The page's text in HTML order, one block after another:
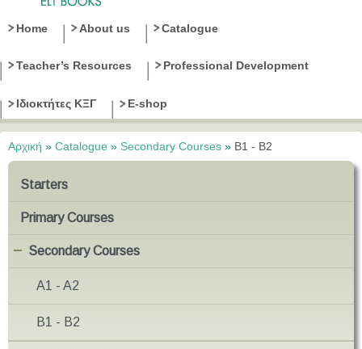
Home About us Catalogue
Teacher’s Resources Professional Development
Ιδιοκτήτες ΚΞΓ E-shop
Είστε εδώ
Αρχική » Catalogue » Secondary Courses » B1 - B2
Starters
Primary Courses
Secondary Courses
A1 - A2
B1 - B2